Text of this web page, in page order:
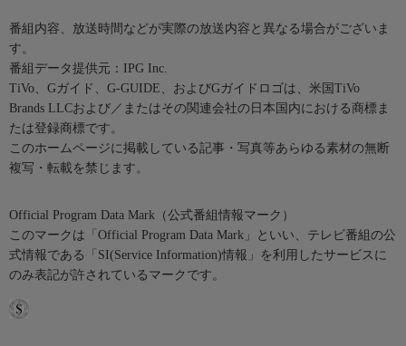
番組内容、放送時間などが実際の放送内容と異なる場合がございま
す。
番組データ提供元：IPG Inc.
TiVo、Gガイド、G-GUIDE、およびGガイドロゴは、米国TiVo
Brands LLCおよび／またはその関連会社の日本国内における商標ま
たは登録商標です。
このホームページに掲載している記事・写真等あらゆる素材の無断
複写・転載を禁じます。
Official Program Data Mark（公式番組情報マーク）
このマークは「Official Program Data Mark」といい、テレビ番組の公
式情報である「SI(Service Information)情報」を利用したサービスに
のみ表記が許されているマークです。